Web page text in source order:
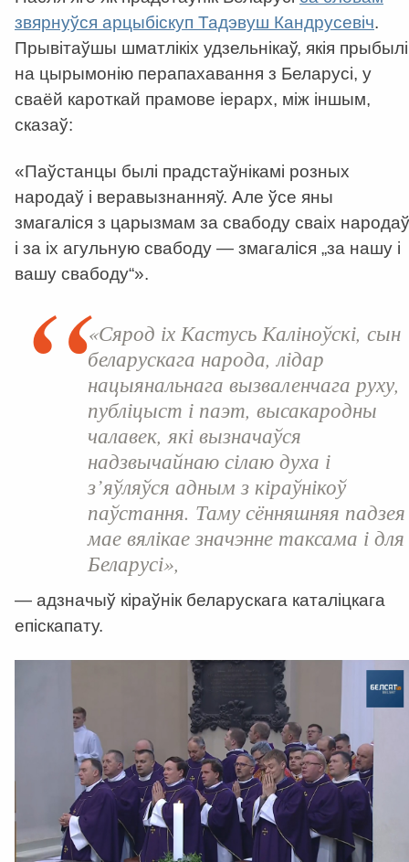
звярнуўся арцыбіскуп Тадэвуш Кандрусевіч.
Прывітаўшы шматлікіх удзельнікаў, якія прыбылі
на цырымонію перапахавання з Беларусі, у
сваёй кароткай прамове іерарх, між іншым,
сказаў:
«Паўстанцы былі прадстаўнікамі розных
народаў і веравызнанняў. Але ўсе яны
змагаліся з царызмам за свабоду сваіх народаў
і за іх агульную свабоду — змагаліся „за нашу і
вашу свабоду“».
«Сярод іх Кастусь Каліноўскі, сын
беларускага народа, лідар
нацыянальнага вызваленчага руху,
публіцыст і паэт, высакародны
чалавек, які вызначаўся
надзвычайнаю сілаю духа і
з’яўляўся адным з кіраўнікоў
паўстання. Таму сённяшняя падзея
мае вялікае значэнне таксама і для
Беларусі»,
— адзначыў кіраўнік беларускага каталіцкага
епіскапату.